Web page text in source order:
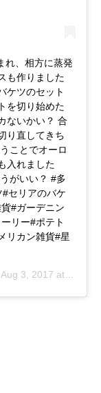
れ、相方に蒸発
も作りました
ケツのセット
を切り始めた
ないかい？ 合
り直してきち
ことでオーロ
入れました
がいい？ #多
セリアのバケ
#ガーデニン
リー#ポテト
リカン雑貨#星
Aug 3, 2017 at 7:31pm PDT